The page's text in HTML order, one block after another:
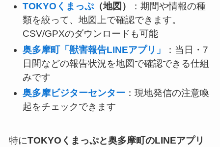
TOKYOくまっぷ（地図）
：期間や情報の種
類を絞って、地図上で確認できます。
CSV/GPXのダウンロードも可能
奥多摩町「獣害報告LINEアプリ」
：当日・7
日間などの報告状況を地図で確認できる仕組
みです
奥多摩ビジターセンター ：現地発信の注意喚
起をチェックできます
特にTOKYOくまっぷと奥多摩町のLINEアプリ